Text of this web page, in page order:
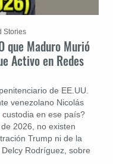
que Maduro Murió
Activo en Redes
de EE.UU.
venezolano Nicolás
en ese país?
2026, no existen
Trump ni de la
Rodríguez, sobre
Stories